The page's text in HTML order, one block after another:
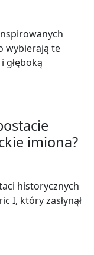
wybierają te
głęboką
imiona?
historycznych
I, który zasłynął